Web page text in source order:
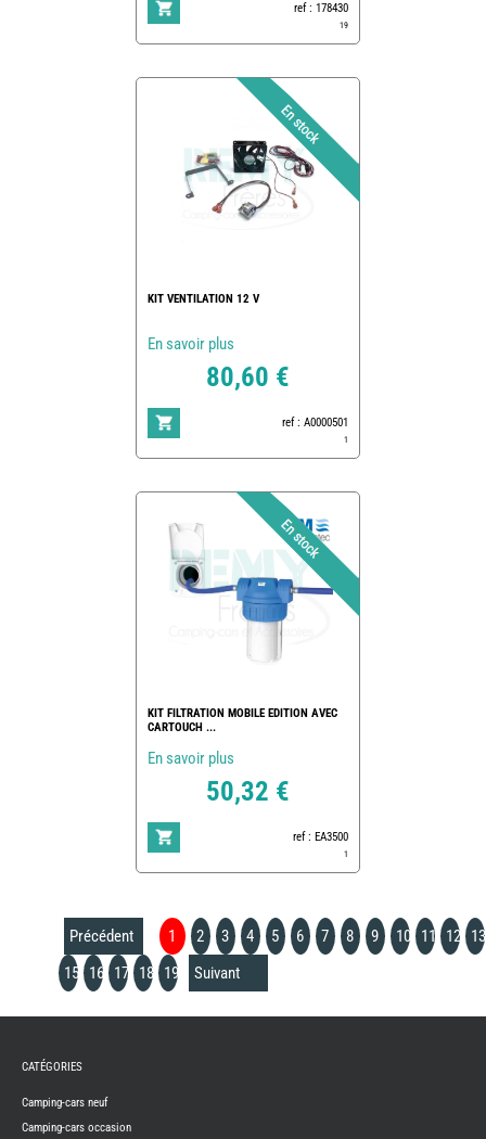
ref : 178430
19
KIT VENTILATION 12 V
En savoir plus
80,60 €
ref : A0000501
1
KIT FILTRATION MOBILE EDITION AVEC
CARTOUCH ...
En savoir plus
50,32 €
ref : EA3500
1
Précédent 1 2 3 4 5 6 7 8 9 10 11 12
13
15
16 17 18 19 Suivant
CAMPING-
NEUFS
CAMPING-
CATÉGORIES
Camping-cars neuf
Camping-cars occasion